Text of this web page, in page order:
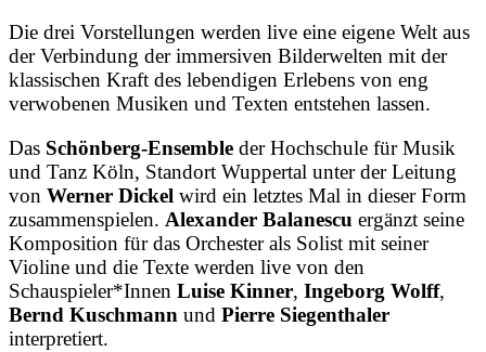
Die drei Vorstellungen werden live eine eigene Welt aus
der Verbindung der immersiven Bilderwelten mit der
klassischen Kraft des lebendigen Erlebens von eng
verwobenen Musiken und Texten entstehen lassen.
Das Schönberg-Ensemble der Hochschule für Musik
und Tanz Köln, Standort Wuppertal unter der Leitung
von Werner Dickel wird ein letztes Mal in dieser Form
zusammenspielen. Alexander Balanescu ergänzt seine
Komposition für das Orchester als Solist mit seiner
Violine und die Texte werden live von den
Schauspieler*Innen Luise Kinner, Ingeborg Wolff,
Bernd Kuschmann und Pierre Siegenthaler
interpretiert.